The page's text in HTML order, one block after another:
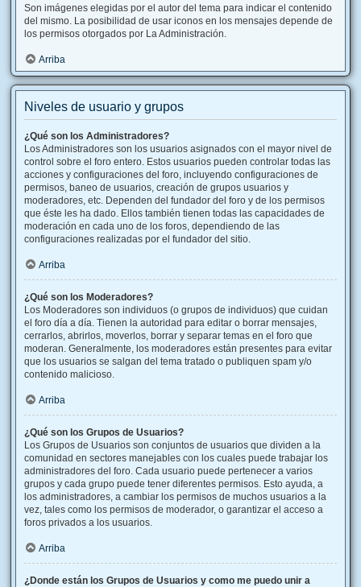
Son imágenes elegidas por el autor del tema para indicar el contenido
del mismo. La posibilidad de usar iconos en los mensajes depende de
los permisos otorgados por La Administración.
Arriba
Niveles de usuario y grupos
¿Qué son los Administradores?
Los Administradores son los usuarios asignados con el mayor nivel de
control sobre el foro entero. Estos usuarios pueden controlar todas las
acciones y configuraciones del foro, incluyendo configuraciones de
permisos, baneo de usuarios, creación de grupos usuarios y
moderadores, etc. Dependen del fundador del foro y de los permisos
que éste les ha dado. Ellos también tienen todas las capacidades de
moderación en cada uno de los foros, dependiendo de las
configuraciones realizadas por el fundador del sitio.
Arriba
¿Qué son los Moderadores?
Los Moderadores son individuos (o grupos de individuos) que cuidan
el foro día a día. Tienen la autoridad para editar o borrar mensajes,
cerrarlos, abrirlos, moverlos, borrar y separar temas en el foro que
moderan. Generalmente, los moderadores están presentes para evitar
que los usuarios se salgan del tema tratado o publiquen spam y/o
contenido malicioso.
Arriba
¿Qué son los Grupos de Usuarios?
Los Grupos de Usuarios son conjuntos de usuarios que dividen a la
comunidad en sectores manejables con los cuales puede trabajar los
administradores del foro. Cada usuario puede pertenecer a varios
grupos y cada grupo puede tener diferentes permisos. Esto ayuda, a
los administradores, a cambiar los permisos de muchos usuarios a la
vez, tales como los permisos de moderador, o garantizar el acceso a
foros privados a los usuarios.
Arriba
¿Donde están los Grupos de Usuarios y como me puedo unir a